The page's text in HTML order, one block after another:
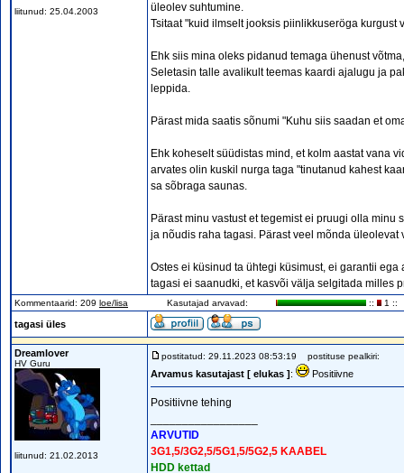
liitunud: 25.04.2003
üleolev suhtumine.
Tsitaat "kuid ilmselt jooksis piinlikkuseröga
Ehk siis mina oleks pidanud temaga ühenust
Seletasin talle avalikult teemas kaardi ajalugu ja
leppida.
Pärast mida saatis sõnumi "Kuhu siis saadan et
Ehk koheselt süüdistas mind, et kolm aastat vana
arvates olin kuskil nurga taga "tinutanud kahest
sa sõbraga saunas.
Pärast minu vastust et tegemist ei pruugi olla
ja nõudis raha tagasi. Pärast veel mõnda
Ostes ei küsinud ta ühtegi küsimust, ei garantii
tagasi ei saanudki, et kasvõi välja selgitada milles
Kommentaarid: 209 loe/lisa Kasutajad arvavad: :: 1 ::
tagasi üles
Dreamlover
HV Guru
liitunud: 21.02.2013
postitatud: 29.11.2023 08:53:19 postituse pealkiri:
Arvamus kasutajast [ elukas ]: Positiivne
Positiivne tehing
ARVUTID
3G1,5/3G2,5/5G1,5/5G2,5 KAABEL
HDD kettad